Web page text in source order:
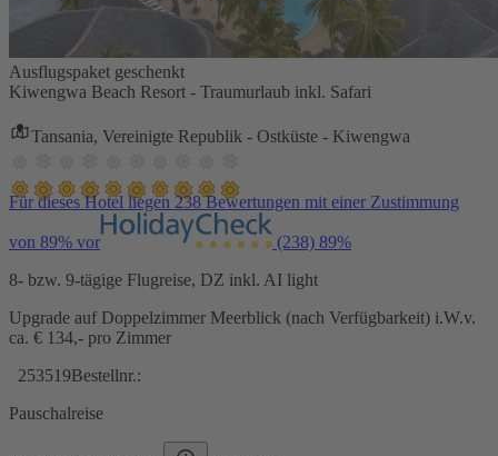
Ausflugspaket geschenkt
Kiwengwa Beach Resort - Traumurlaub inkl. Safari
Tansania, Vereinigte Republik - Ostküste - Kiwengwa
Für dieses Hotel liegen 238 Bewertungen mit einer Zustimmung
von 89% vor (238) 89%
8- bzw. 9-tägige Flugreise, DZ inkl. AI light
Upgrade auf Doppelzimmer Meerblick (nach Verfügbarkeit) i.W.v.
ca. € 134,- pro Zimmer
253519Bestellnr.:
Pauschalreise